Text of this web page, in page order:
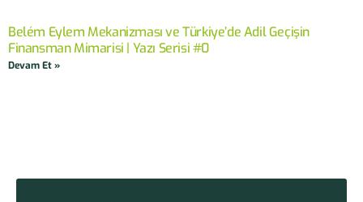
Belém Eylem Mekanizması ve Türkiye’de Adil Geçişin
Finansman Mimarisi | Yazı Serisi #0
Devam Et »